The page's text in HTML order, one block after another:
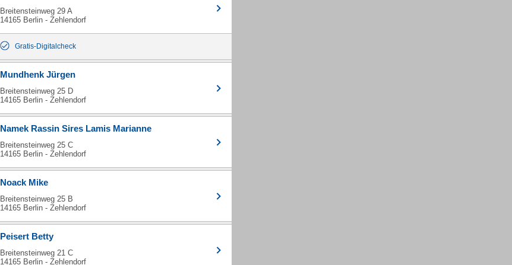
Breitensteinweg 29 A
14165 Berlin - Zehlendorf
Gratis-Digitalcheck
Mundhenk Jürgen
Breitensteinweg 25 D
14165 Berlin - Zehlendorf
Namek Rassin Sires Lamis Marianne
Breitensteinweg 25 C
14165 Berlin - Zehlendorf
Noack Mike
Breitensteinweg 25 B
14165 Berlin - Zehlendorf
Peisert Betty
Breitensteinweg 21 C
14165 Berlin - Zehlendorf